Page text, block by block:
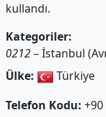
kullandı.
Kategoriler:
0212– İstanbul
Ülke:
Türkiye
Telefon Kodu: +90